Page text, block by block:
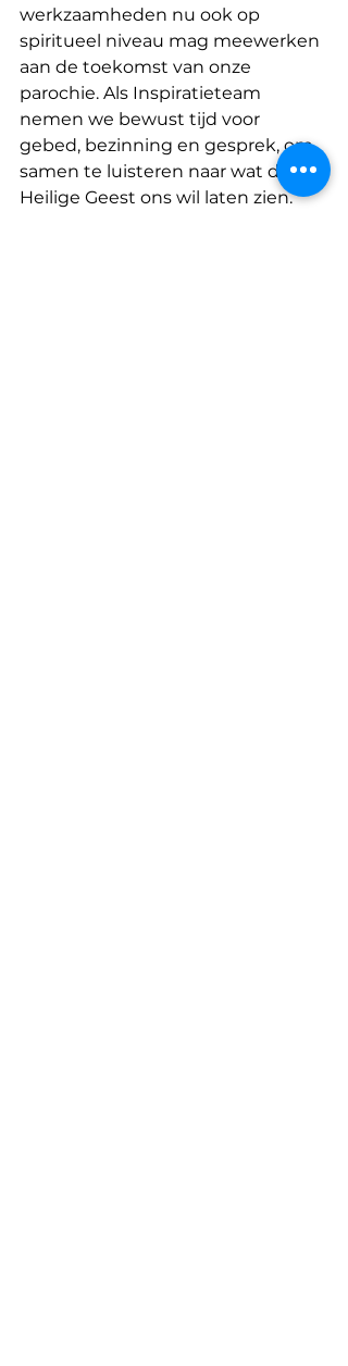
werkzaamheden nu ook op
spiritueel niveau mag meewerken
aan de toekomst van onze
parochie. Als Inspiratieteam
nemen we bewust tijd voor
gebed, bezinning en gesprek, om
samen te luisteren naar wat de
Heilige Geest ons wil laten zien.